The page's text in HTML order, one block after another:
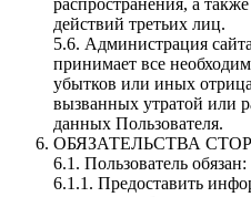
действий третьих лиц.
5.6. Администрация
принимает все
убытков или иных
вызванных утратой или
данных Пользователя.
ОБЯЗАТЕЛЬСТВА
6.1. Пользователь обязан:
6.1.1. Предоставить